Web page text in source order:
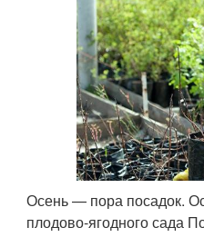
Осень — пора посадок.
плодово‑ягодного сада